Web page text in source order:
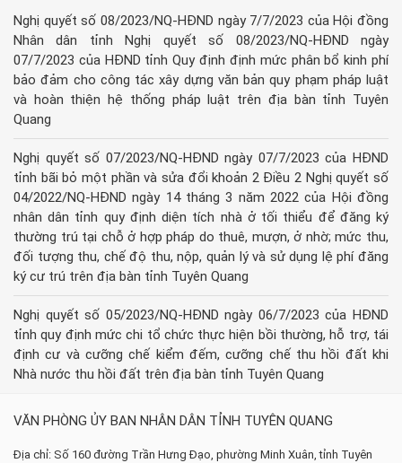
Nghị quyết số 08/2023/NQ-HĐND ngày 7/7/2023 của Hội đồng
Nhân dân tỉnh Nghị quyết số 08/2023/NQ-HĐND ngày
07/7/2023 của HĐND tỉnh Quy định định mức phân bổ kinh phí
bảo đảm cho công tác xây dựng văn bản quy phạm pháp luật
và hoàn thiện hệ thống pháp luật trên địa bàn tỉnh Tuyên
Quang
Nghị quyết số 07/2023/NQ-HĐND ngày 07/7/2023 của HĐND
tỉnh bãi bỏ một phần và sửa đổi khoản 2 Điều 2 Nghị quyết số
04/2022/NQ-HĐND ngày 14 tháng 3 năm 2022 của Hội đồng
nhân dân tỉnh quy định diện tích nhà ở tối thiểu để đăng ký
thường trú tại chỗ ở hợp pháp do thuê, mượn, ở nhờ; mức thu,
đối tượng thu, chế độ thu, nộp, quản lý và sử dụng lệ phí đăng
ký cư trú trên địa bàn tỉnh Tuyên Quang
Nghị quyết số 05/2023/NQ-HĐND ngày 06/7/2023 của HĐND
tỉnh quy định mức chi tổ chức thực hiện bồi thường, hỗ trợ, tái
định cư và cưỡng chế kiểm đếm, cưỡng chế thu hồi đất khi
Nhà nước thu hồi đất trên địa bàn tỉnh Tuyên Quang
VĂN PHÒNG ỦY BAN NHÂN DÂN TỈNH TUYÊN QUANG
Địa chỉ: Số 160 đường Trần Hưng Đạo, phường Minh Xuân, tỉnh Tuyên